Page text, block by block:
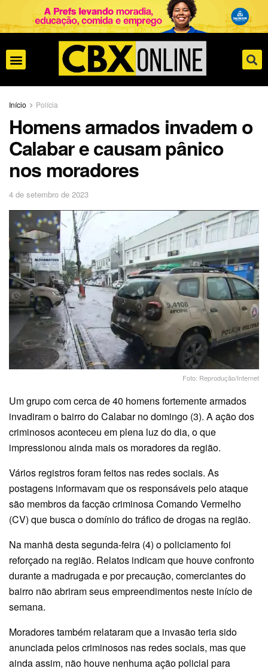
Início Polícia
Homens armados invadem o
Calabar e causam pânico
nos moradores
4 de setembro de 2023
Foto: Reprodução/Internet
Um grupo com cerca de 40 homens fortemente armados
invadiram o bairro do Calabar no domingo (3). A ação dos
criminosos aconteceu em plena luz do dia, o que
impressionou ainda mais os moradores da região.
Vários registros foram feitos nas redes sociais. As
postagens informavam que os responsáveis pelo ataque
são membros da facção criminosa Comando Vermelho
(CV) que busca o domínio do tráfico de drogas na região.
Na manhã desta segunda-feira (4) o policiamento foi
reforçado na região. Relatos indicam que houve confronto
durante a madrugada e por precaução, comerciantes do
bairro não abriram seus empreendimentos neste início de
semana.
Moradores também relataram que a invasão teria sido
anunciada pelos criminosos nas redes sociais, mas que
ainda assim, não houve nenhuma ação policial para